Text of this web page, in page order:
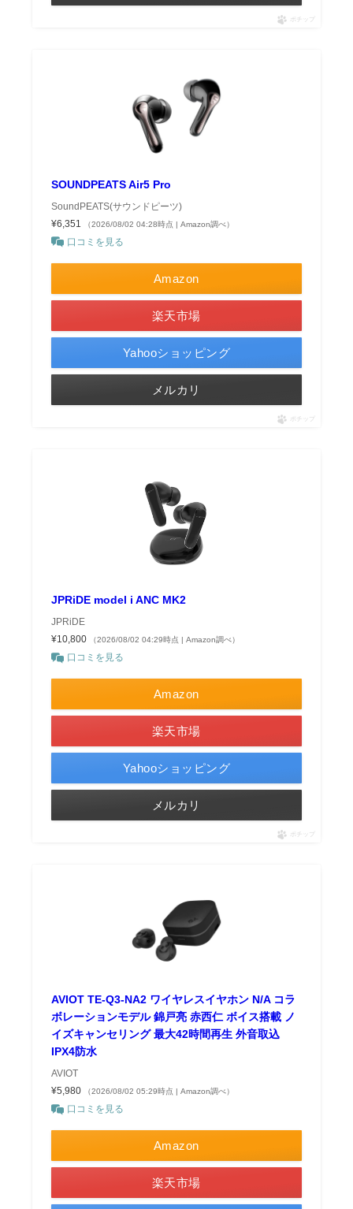
ポチップ
SOUNDPEATS Air5 Pro
SoundPEATS(サウンドピーツ)
¥6,351
（2026/08/02 04:28時点 | Amazon調べ）
口コミを見る
Amazon
楽天市場
Yahooショッピング
メルカリ
ポチップ
JPRiDE model i ANC MK2
JPRiDE
¥10,800
（2026/08/02 04:29時点 | Amazon調べ）
口コミを見る
Amazon
楽天市場
Yahooショッピング
メルカリ
ポチップ
AVIOT TE-Q3-NA2 ワイヤレスイヤホン N/A コラ
ボレーションモデル 錦戸亮 赤西仁 ボイス搭載 ノ
イズキャンセリング 最大42時間再生 外音取込
IPX4防水
AVIOT
¥5,980
（2026/08/02 05:29時点 | Amazon調べ）
口コミを見る
Amazon
楽天市場